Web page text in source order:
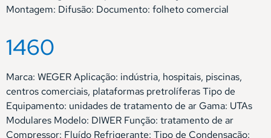
Montagem: Difusão: Documento: folheto comercial
1460
Marca: WEGER Aplicação: indústria, hospitais, piscinas,
centros comerciais, plataformas pretrolíferas Tipo de
Equipamento: unidades de tratamento de ar Gama: UTAs
Modulares Modelo: DIWER Função: tratamento de ar
Compressor: Fluído Refrigerante: Tipo de Condensação: